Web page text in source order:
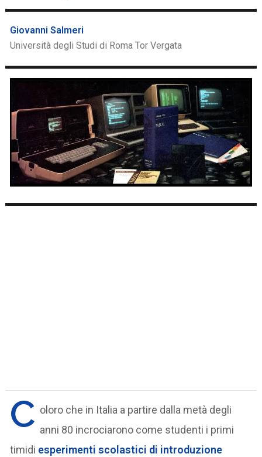
Giovanni Salmeri
Università degli Studi di Roma Tor Vergata
C oloro che in Italia a partire dalla metà degli
anni 80 incrociarono come studenti i primi
timidi esperimenti scolastici di introduzione